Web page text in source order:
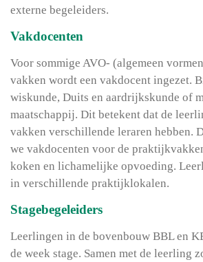
externe begeleiders.
Vakdocenten
Voor sommige AVO- (algemeen
vakken wordt een vakdocent ingezet.
wiskunde, Duits en aardrijkskunde of
maatschappij. Dit betekent dat de
vakken verschillende leraren hebben.
we vakdocenten voor de
koken en lichamelijke opvoeding.
in verschillende praktijklokalen.
Stagebegeleiders
Leerlingen in de bovenbouw BBL en
de week stage. Samen met de leerling